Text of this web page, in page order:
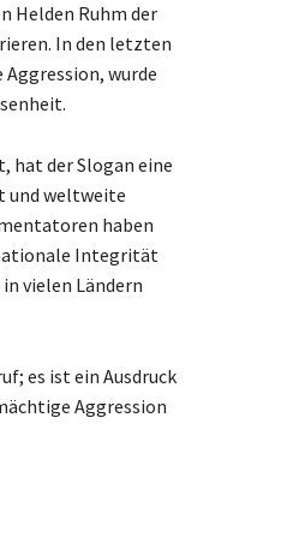
Helden Ruhm der
In den letzten
wurde
hat der Slogan eine
und weltweite
haben
Integrität
vielen Ländern
es ist ein Ausdruck
Aggression